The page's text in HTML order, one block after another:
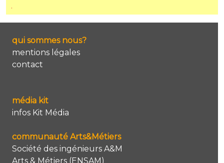
.
qui sommes nous?
mentions légales
contact
média kit
infos Kit Média
communauté Arts&Métiers
Société des ingénieurs A&M
Arts & Métiers (ENSAM)